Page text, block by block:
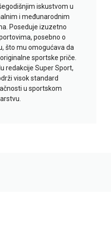
iskustvom u
i međunarodnim
Poseduje izuzetno
posebno o
što mu omogućava da
sportske priče.
redakcije Super Sport,
visok standard
u sportskom